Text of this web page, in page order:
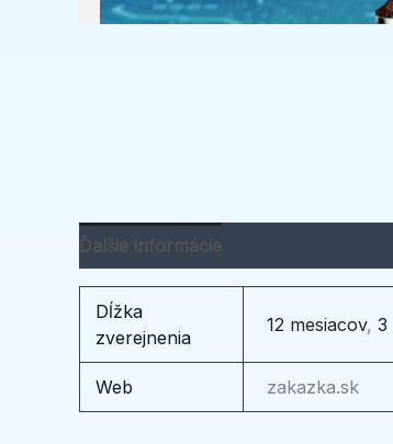
Ďalšie informácie
Dĺžka
zverejnenia
12 mesiacov,3
Web zakazka.sk